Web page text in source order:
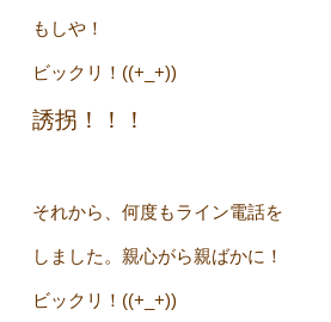
もしや！
ビックリ！((+_+))
誘拐！！！
それから、何度もライン電話を
しました。親心がら親ばかに！
ビックリ！((+_+))